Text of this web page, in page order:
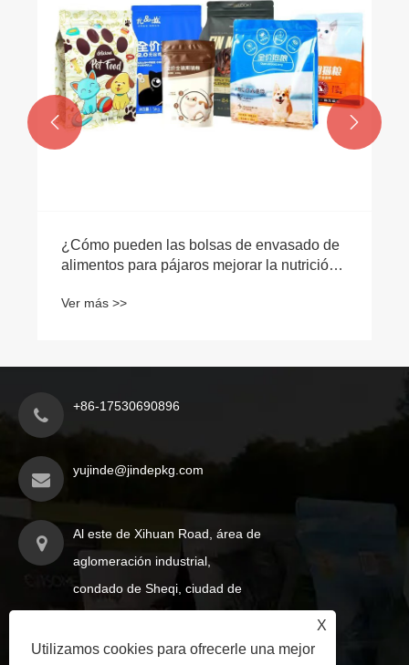
¿Cómo pueden las bolsas de envasado de
alimentos para pájaros mejorar la nutrición y
Ver más >>
 
+86-17530690896
yujinde@jindepkg.com
Al este de Xihuan Road, área de
aglomeración industrial,
condado de Sheqi, ciudad de
China
X
Utilizamos cookies para ofrecerle una mejor